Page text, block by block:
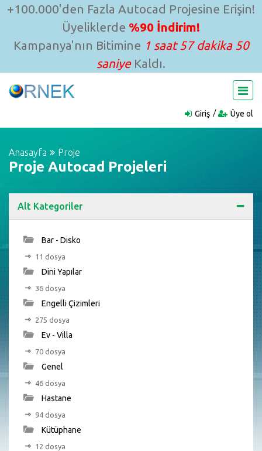
+100.000'den Fazla Autocad Projesine Erişin!
Üyeliklerde %90 İndirim!
Kampanya'nın Bitimine 1 saat 57 dakika 49
saniyeKaldı.
Giriş Üye ol
Anasayfa Proje
Proje Autocad Projeleri
Alt Kategoriler
Bar - Disko
11 dosya
Dini Yapılar
36 dosya
Engelli Çizimleri
275 dosya
Ev - Villa
70 dosya
Genel
46 dosya
Hastane
94 dosya
Kütüphane
12 dosya